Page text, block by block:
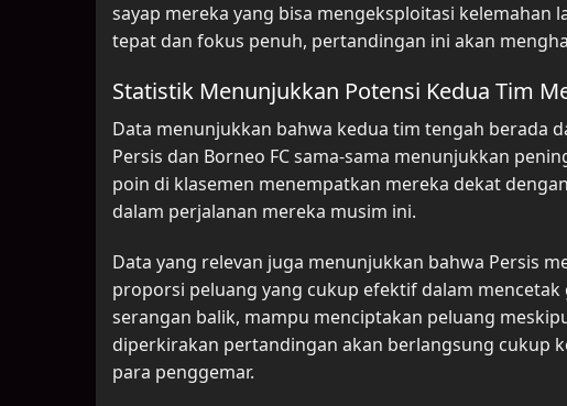
sayap mereka yang bisa mengeksploitasi
tepat dan fokus penuh, pertandingan ini akan
Statistik Menunjukkan Potensi Kedua Tim
Data menunjukkan bahwa kedua tim tengah berada
Persis dan Borneo FC sama-sama menunjukkan
poin di klasemen menempatkan mereka dekat
dalam perjalanan mereka musim ini.
Data yang relevan juga menunjukkan bahwa Persis
proporsi peluang yang cukup efektif dalam
serangan balik, mampu menciptakan peluang
diperkirakan pertandingan akan berlangsung cukup
para penggemar.